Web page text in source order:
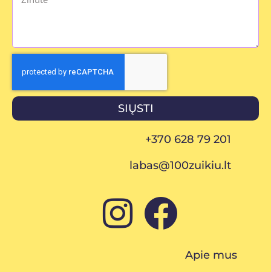
SIŲSTI
+370 628 79 201
labas@100zuikiu.lt
Apie mus